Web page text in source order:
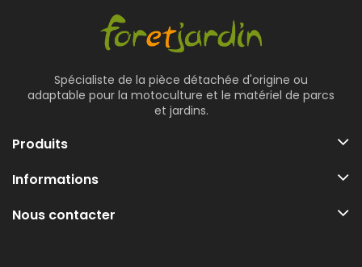
Spécialiste de la pièce détachée d'origine ou
adaptable pour la motoculture et le matériel de parcs
et jardins.
Produits
Informations
Nous contacter